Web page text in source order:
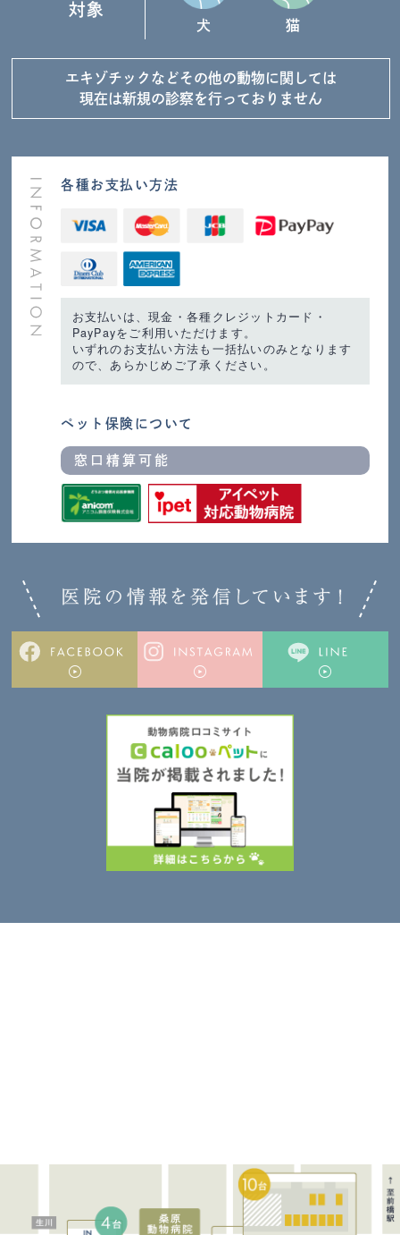
対象
犬 猫
エキゾチックなどその他の動物に関しては
現在は新規の診察を行っておりません
各種お支払い方法
お支払いは、現金・各種クレジットカード・
PayPayをご利用いただけます。
いずれのお支払い方法も一括払いのみとなります
ので、あらかじめご了承ください。
ペット保険について
窓口精算可能